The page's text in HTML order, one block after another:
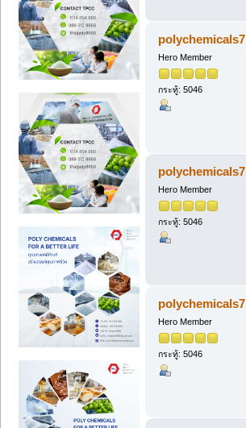
polychemicals7
Hero Member
กระทู้: 5046
polychemicals7
Hero Member
กระทู้: 5046
polychemicals7
Hero Member
กระทู้: 5046